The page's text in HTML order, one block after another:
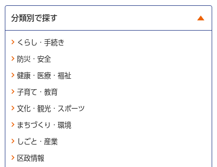
分類別で探す
くらし・手続き
防災・安全
健康・医療・福祉
子育て・教育
文化・観光・スポーツ
まちづくり・環境
しごと・産業
区政情報